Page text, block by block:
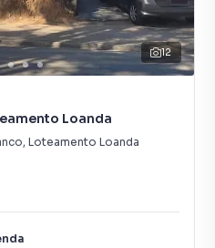
12
Loanda
, Loteamento Loanda